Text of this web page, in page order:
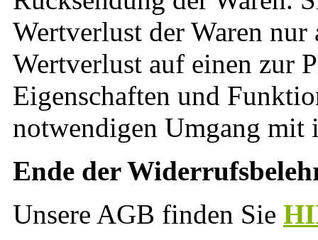
Wertverlust der Waren
Wertverlust auf einen zur
Eigenschaften und
notwendigen Umgang mit
Ende der
Unsere AGB finden Sie